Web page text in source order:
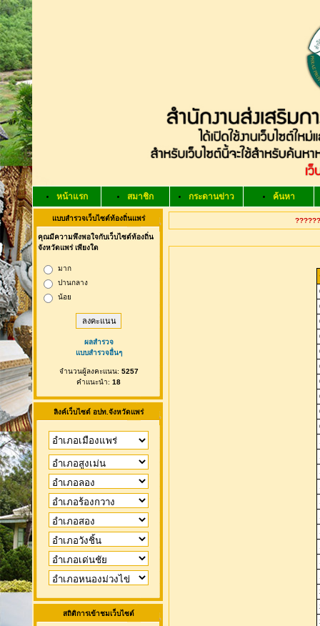
หน้าแรก สมาชิก กระดานข่าว ค้นหา
แบบสำรวจเว็บไซต์ท้องถิ่นแพร่
คุณมีความพึงพอใจกับเว็บไซต์ท้องถิ่น
จังหวัดแพร่ เพียงใด
มาก
ปานกลาง
น้อย
ผลสำรวจ
แบบสำรวจอื่นๆ
จำนวนผู้ลงคะแนน: 5257
คำแนะนำ: 18
ลิงค์เว็บไซต์ อปท.จังหวัดแพร่
สถิติการเข้าชมเว็บไซต์